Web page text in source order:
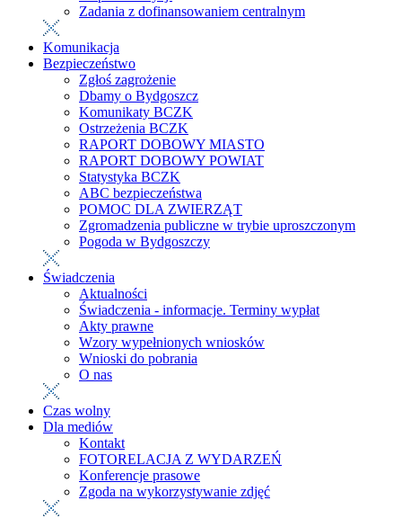
Zadania z dofinansowaniem centralnym
Komunikacja
Bezpieczeństwo
Zgłoś zagrożenie
Dbamy o Bydgoszcz
Komunikaty BCZK
Ostrzeżenia BCZK
RAPORT DOBOWY MIASTO
RAPORT DOBOWY POWIAT
Statystyka BCZK
ABC bezpieczeństwa
POMOC DLA ZWIERZĄT
Zgromadzenia publiczne w trybie uproszczonym
Pogoda w Bydgoszczy
Świadczenia
Aktualności
Świadczenia - informacje. Terminy wypłat
Akty prawne
Wzory wypełnionych wniosków
Wnioski do pobrania
O nas
Czas wolny
Dla mediów
Kontakt
FOTORELACJA Z WYDARZEŃ
Konferencje prasowe
Zgoda na wykorzystywanie zdjęć